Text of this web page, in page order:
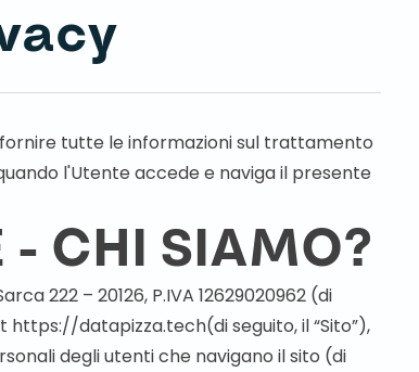
tutte le informazioni sul trattamento
l'Utente accede e naviga il presente
- CHI SIAMO?
222 – 20126, P.IVA 12629020962 (di
https://datapizza.tech(di seguito, il “Sito”),
degli utenti che navigano il sito (di